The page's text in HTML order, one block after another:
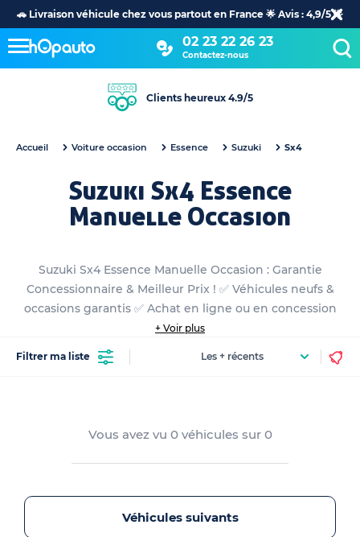
🚗 Livraison véhicule chez vous partout en France 🌟 Avis : 4,9/5 🌟
02 23 22 26 23
Contactez-nous
Clients heureux 4.9/5
Accueil Voiture occasion Essence Suzuki Sx4
Suzuki Sx4 Essence
Manuelle Occasion
Suzuki Sx4 Essence Manuelle Occasion : Garantie
Concessionnaire & Meilleur Prix ! ✅ Véhicules neufs &
occasions garantis ✅ Achat en ligne ou en concession
+ Voir plus
Filtrer ma liste
Vous avez vu 0 véhicules sur 0
Véhicules suivants